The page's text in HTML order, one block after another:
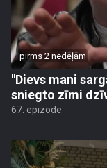
pirms 2 nedēļām
"Dievs mani
sniegto zīmi
67. epizode